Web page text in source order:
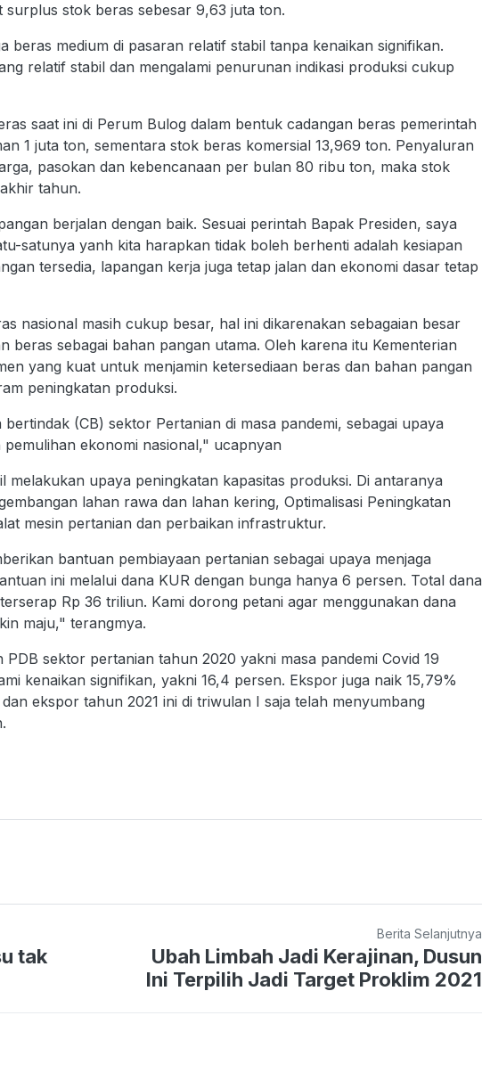
surplus stok beras sebesar 9,63 juta ton.
beras medium di pasaran relatif stabil tanpa kenaikan signifikan.
relatif stabil dan mengalami penurunan indikasi produksi cukup
saat ini di Perum Bulog dalam bentuk cadangan beras pemerintah
1 juta ton, sementara stok beras komersial 13,969 ton. Penyaluran
pasokan dan kebencanaan per bulan 80 ribu ton, maka stok
tahun.
berjalan dengan baik. Sesuai perintah Bapak Presiden, saya
satunya yanh kita harapkan tidak boleh berhenti adalah kesiapan
tersedia, lapangan kerja juga tetap jalan dan ekonomi dasar tetap
nasional masih cukup besar, hal ini dikarenakan sebagaian besar
beras sebagai bahan pangan utama. Oleh karena itu Kementerian
yang kuat untuk menjamin ketersediaan beras dan bahan pangan
peningkatan produksi.
(CB) sektor Pertanian di masa pandemi, sebagai upaya
ekonomi nasional," ucapnyan
melakukan upaya peningkatan kapasitas produksi. Di antaranya
lahan rawa dan lahan kering, Optimalisasi Peningkatan
mesin pertanian dan perbaikan infrastruktur.
bantuan pembiayaan pertanian sebagai upaya menjaga
ini melalui dana KUR dengan bunga hanya 6 persen. Total dana
Rp 36 triliun. Kami dorong petani agar menggunakan dana
maju," terangmya.
sektor pertanian tahun 2020 yakni masa pandemi Covid 19
kenaikan signifikan, yakni 16,4 persen. Ekspor juga naik 15,79%
ekspor tahun 2021 ini di triwulan I saja telah menyumbang
tak
Berita Selanjutnya
Ubah Limbah Jadi Kerajinan, Dusun
Ini Terpilih Jadi Target Proklim 2021